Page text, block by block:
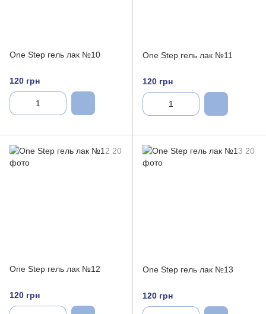
One Step гель лак №10
120 грн
One Step гель лак №11
120 грн
One Step гель лак №12
120 грн
One Step гель лак №13
120 грн